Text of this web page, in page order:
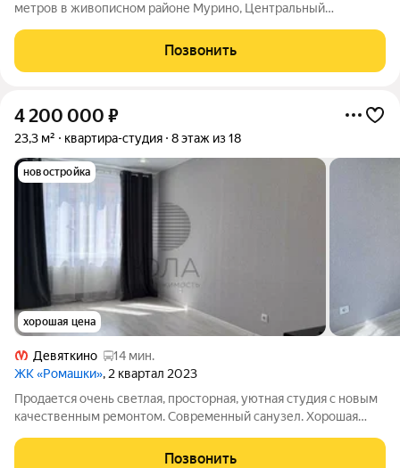
метров в живописном районе Мурино, Центральный
пространство составляет комфортные 17 квадратных метров,
идеально подходящие как для одного человека,
Позвонить
4 200 000 ₽
23,3 м² квартира-студия 8 этаж из 18
новостройка
хорошая цена
Девяткино
14 мин.
ЖК «Ромашки», 2 квартал 2023
Продается очень светлая, просторная, уютная студия с новым
качественным ремонтом. Современный санузел. Хорошая
маршрутке всего 10 минут ! Очень удобное
Позвонить